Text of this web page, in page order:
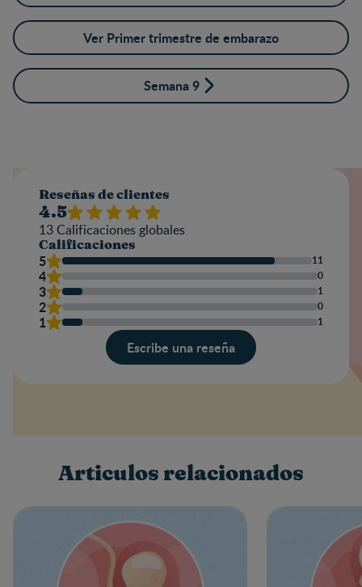
Ver Primer trimestre de embarazo
Semana 9
Reseñas de clientes
4.5
13 Calificaciones globales
Calificaciones
5 11
4 0
3 1
2 0
1 1
Escribe una reseña
Escribe una reseña
Articulos relacionados